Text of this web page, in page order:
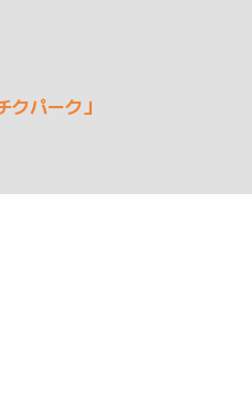
パーク」